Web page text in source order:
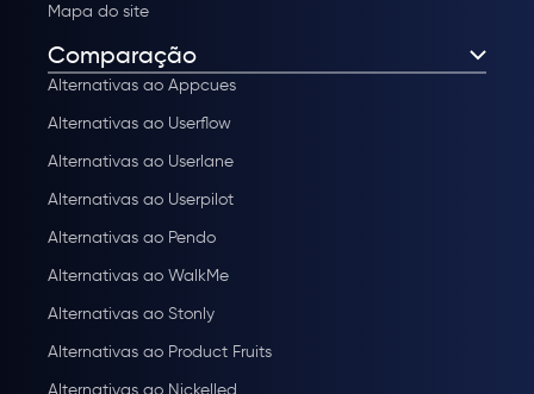
Mapa do site
Comparação
Alternativas ao Appcues
Alternativas ao Userflow
Alternativas ao Userlane
Alternativas ao Userpilot
Alternativas ao Pendo
Alternativas ao WalkMe
Alternativas ao Stonly
Alternativas ao Product Fruits